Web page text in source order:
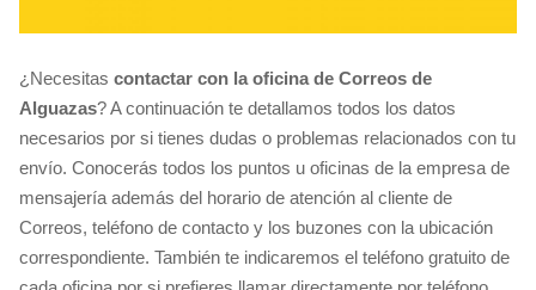
¿Necesitas contactar con la oficina de Correos de
Alguazas? A continuación te detallamos todos los datos
necesarios por si tienes dudas o problemas relacionados con tu
envío. Conocerás todos los puntos u oficinas de la empresa de
mensajería además del horario de atención al cliente de
Correos, teléfono de contacto y los buzones con la ubicación
correspondiente. También te indicaremos el teléfono gratuito de